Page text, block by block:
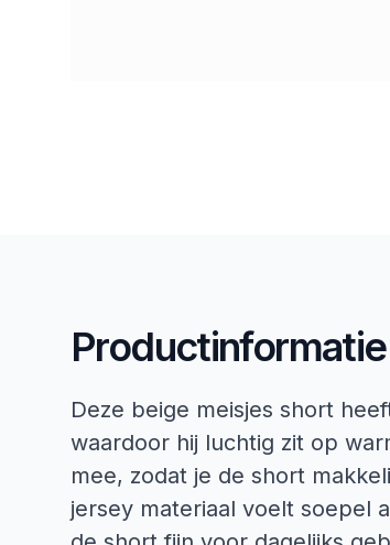
Productinformatie
Deze beige meisjes short
waardoor hij luchtig zit op
mee, zodat je de short
jersey materiaal voelt soepel